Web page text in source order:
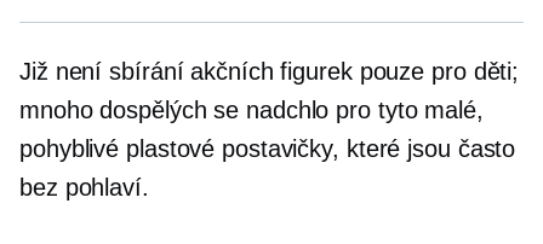
Již není sbírání akčních figurek pouze pro děti;
mnoho dospělých se nadchlo pro tyto malé,
pohyblivé plastové postavičky, které jsou často
bez pohlaví.